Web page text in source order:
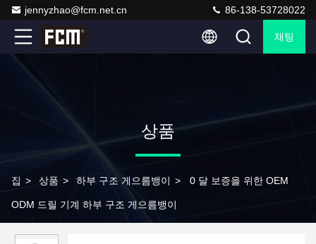
jennyzhao@fcm.net.cn 86-138-53728022
채팅
상품
집 > 상품 > 하부 구조 게으름뱅이 > 0 달 보증을 위한 OEM
ODM 드릴 기계 하부 구조 게으름뱅이